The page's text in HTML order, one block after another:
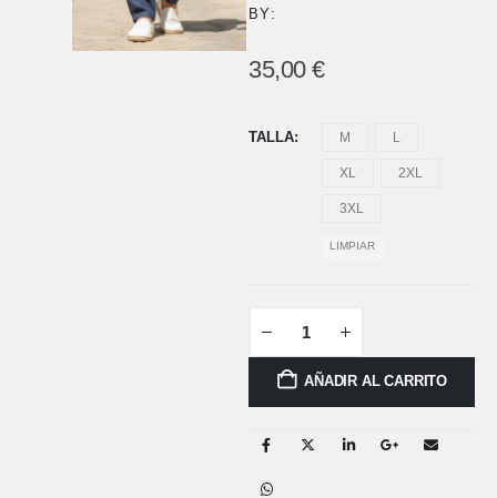
BY:
35,00€
TALLA M L
XL 2XL
3XL
LIMPIAR
AÑADIR AL CARRITO